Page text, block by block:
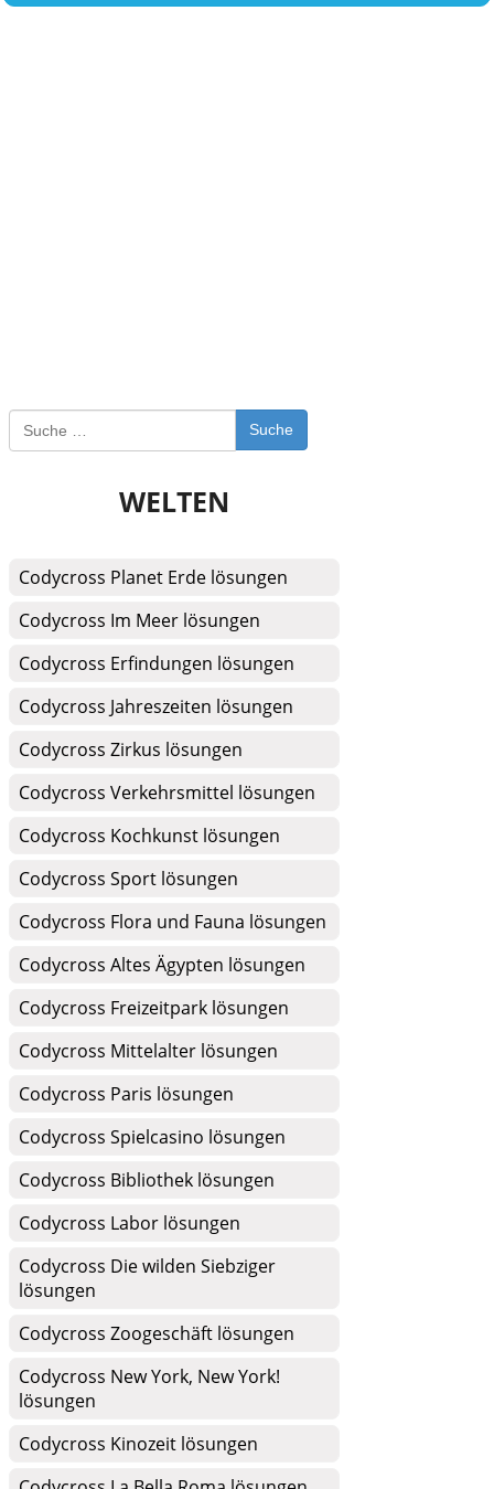
Suche
WELTEN
Codycross Planet Erde lösungen
Codycross Im Meer lösungen
Codycross Erfindungen lösungen
Codycross Jahreszeiten lösungen
Codycross Zirkus lösungen
Codycross Verkehrsmittel lösungen
Codycross Kochkunst lösungen
Codycross Sport lösungen
Codycross Flora und Fauna lösungen
Codycross Altes Ägypten lösungen
Codycross Freizeitpark lösungen
Codycross Mittelalter lösungen
Codycross Paris lösungen
Codycross Spielcasino lösungen
Codycross Bibliothek lösungen
Codycross Labor lösungen
Codycross Die wilden Siebziger
lösungen
Codycross Zoogeschäft lösungen
Codycross New York, New York!
lösungen
Codycross Kinozeit lösungen